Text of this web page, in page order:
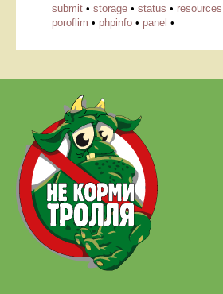
submit • storage • status • resources
poroflim • phpinfo • panel •